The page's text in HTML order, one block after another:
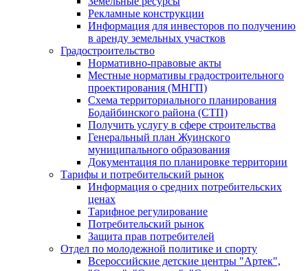
Рекламные конструкции
Информация для инвесторов по получению
в аренду земельных участков
Градостроительство
Нормативно-правовые акты
Местные нормативы градостроительного
проектирования (МНГП)
Схема территориального планирования
Бодайбинского района (СТП)
Получить услугу в сфере строительства
Генеральный план Жуинского
муниципального образования
Документация по планировке территории
Тарифы и потребительский рынок
Информация о средних потребительских
ценах
Тарифное регулирование
Потребительский рынок
Защита прав потребителей
Отдел по молодежной политике и спорту
Всероссийские детские центры "Артек",